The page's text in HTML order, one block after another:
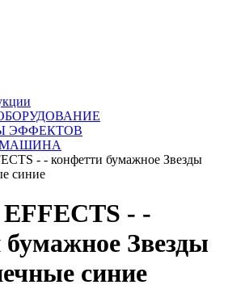
ЭФФЕКТОВ
- - конфетти бумажное Звезды
синие
- -
Звезды
синие